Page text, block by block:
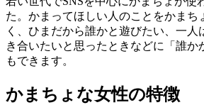
た。かまってほしい人のことをかまち
く、ひまだから誰かと遊びたい、一人
き合いたいと思ったときなどに「誰か
もできます。
かまちょな女性の特徴